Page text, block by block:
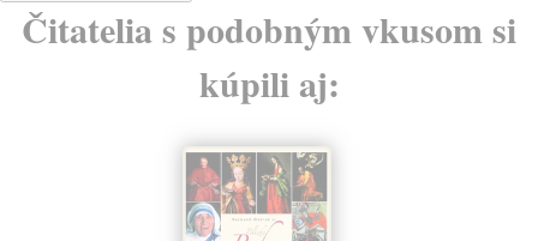
Čitatelia s podobným vkusom si
kúpili aj: